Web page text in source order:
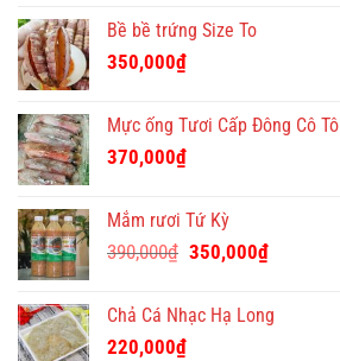
Bề bề trứng Size To
350,000₫
Mực ống Tươi Cấp Đông Cô Tô
370,000₫
Mắm rươi Tứ Kỳ
390,000₫ Giá
390,000₫.
350,000₫Giá
là:
Chả Cá Nhạc Hạ Long
220,000₫